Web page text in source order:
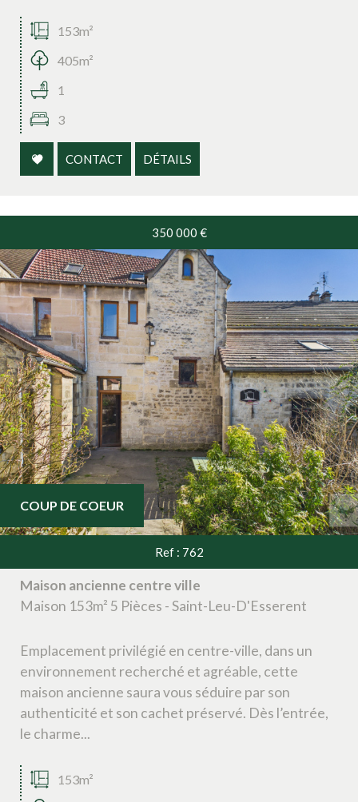
153m²
405m²
1
3
CONTACT DÉTAILS
COUP DE COEUR
350 000 €
Ref : 762
Maison ancienne centre ville
Maison 153m² 5 Pièces - Saint-Leu-D'Esserent
Emplacement privilégié en centre-ville, dans un
environnement recherché et agréable, cette
maison ancienne saura vous séduire par son
authenticité et son cachet préservé. Dès l’entrée,
le charme...
153m²